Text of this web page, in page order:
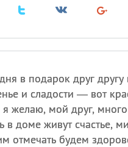
в подарок друг другу
и сладости — вот
я желаю, мой друг,
в доме живут счастье,
отмечать будем